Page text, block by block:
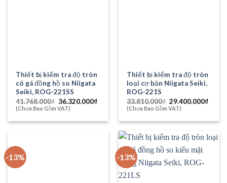
Thiết bị kiểm tra độ tròn
có gá đồng hồ so Niigata
Seiki, ROG-221SS
41.768.000₫ Giá
gốc
41.768.000₫.
36.320.000₫Giá
là:
(Chưa Bao Gồm VAT)
Thiết bị kiểm tra độ tròn
loại cơ bản Niigata Seiki,
ROG-221S
33.810.000₫ Giá
gốc
33.810.000₫.
29.400.000₫Giá
là:
(Chưa Bao Gồm VAT)
-13% -13%